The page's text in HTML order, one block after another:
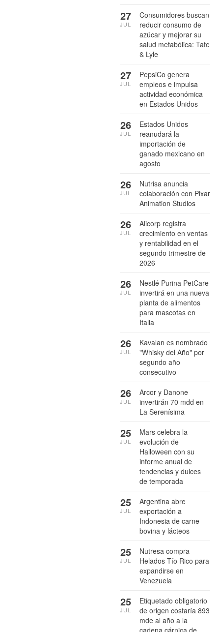
Consumidores buscan
reducir consumo de
azúcar y mejorar su
salud metabólica: Tate
& Lyle
27
JUL
PepsiCo genera
empleos e impulsa
actividad económica
en Estados Unidos
27
JUL
Estados Unidos
reanudará la
importación de
ganado mexicano en
agosto
26
JUL
Nutrisa anuncia
colaboración con Pixar
Animation Studios
26
JUL
Alicorp registra
crecimiento en ventas
y rentabilidad en el
segundo trimestre de
2026
26
JUL
Nestlé Purina PetCare
invertirá en una nueva
planta de alimentos
para mascotas en
Italia
26
JUL
Kavalan es nombrado
"Whisky del Año" por
segundo año
consecutivo
26
JUL
Arcor y Danone
invertirán 70 mdd en
La Serenísima
26
JUL
Mars celebra la
evolución de
Halloween con su
informe anual de
tendencias y dulces
de temporada
25
JUL
Argentina abre
exportación a
Indonesia de carne
bovina y lácteos
25
JUL
Nutresa compra
Helados Tío Rico para
expandirse en
Venezuela
25
JUL
Etiquetado obligatorio
de origen costaría 893
mde al año a la
cadena cárnica de
25
JUL